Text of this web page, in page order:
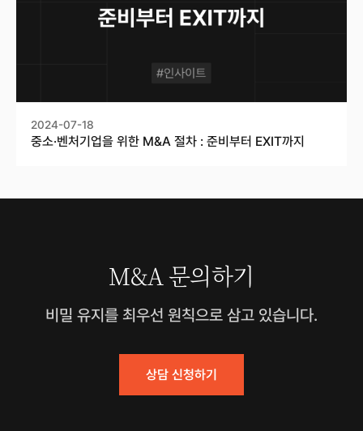
2024-07-18
중소·벤처기업을 위한 M&A 절차 : 준비부터 EXIT까지
M&A 문의하기
비밀 유지를 최우선 원칙으로 삼고 있습니다.
상담 신청하기